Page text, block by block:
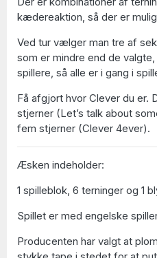
kædereaktion, så der er
Ved tur vælger man tre af
som er mindre end de
spillere, så alle er i gang i
Få afgjort hvor Clever du er.
stjerner (Let’s talk about
fem stjerner (Clever 4ever).
Æsken indeholder:
1 spilleblok, 6 terninger og 1
Spillet er med engelske
Producenten har valgt at